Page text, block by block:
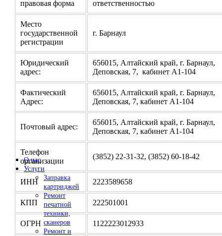
О нас
Услуги
Заправка
картриджей
Ремонт
печатной
техники,
сканеров
Ремонт и
правовая форма
ответственностью
Место
государственной
регистрации
г. Барнаул
Юридический
адрес:
656015, Алтайский край, г. Барнаул,
Деповская, 7, кабинет А1-104
Фактический
Адрес:
656015, Алтайский край, г. Барнаул,
Деповская, 7, кабинет А1-104
Почтовый адрес:
656015, Алтайский край, г. Барнаул,
Деповская, 7, кабинет А1-104
Телефон
организации
(3852) 22-31-32, (3852) 60-18-42
ИНН 2223589658
КПП 222501001
ОГРН 1122223012933